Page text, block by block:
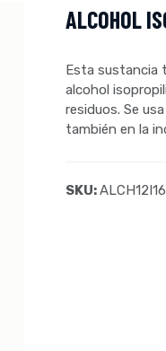
ALCOHOL
Esta sustancia
alcohol
residuos. Se
también en la
SKU: